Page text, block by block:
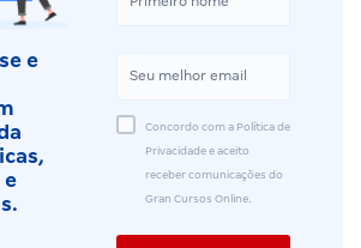
e
e
Concordo com a Política de
Privacidade e aceito
receber comunicações do
Gran Cursos Online.